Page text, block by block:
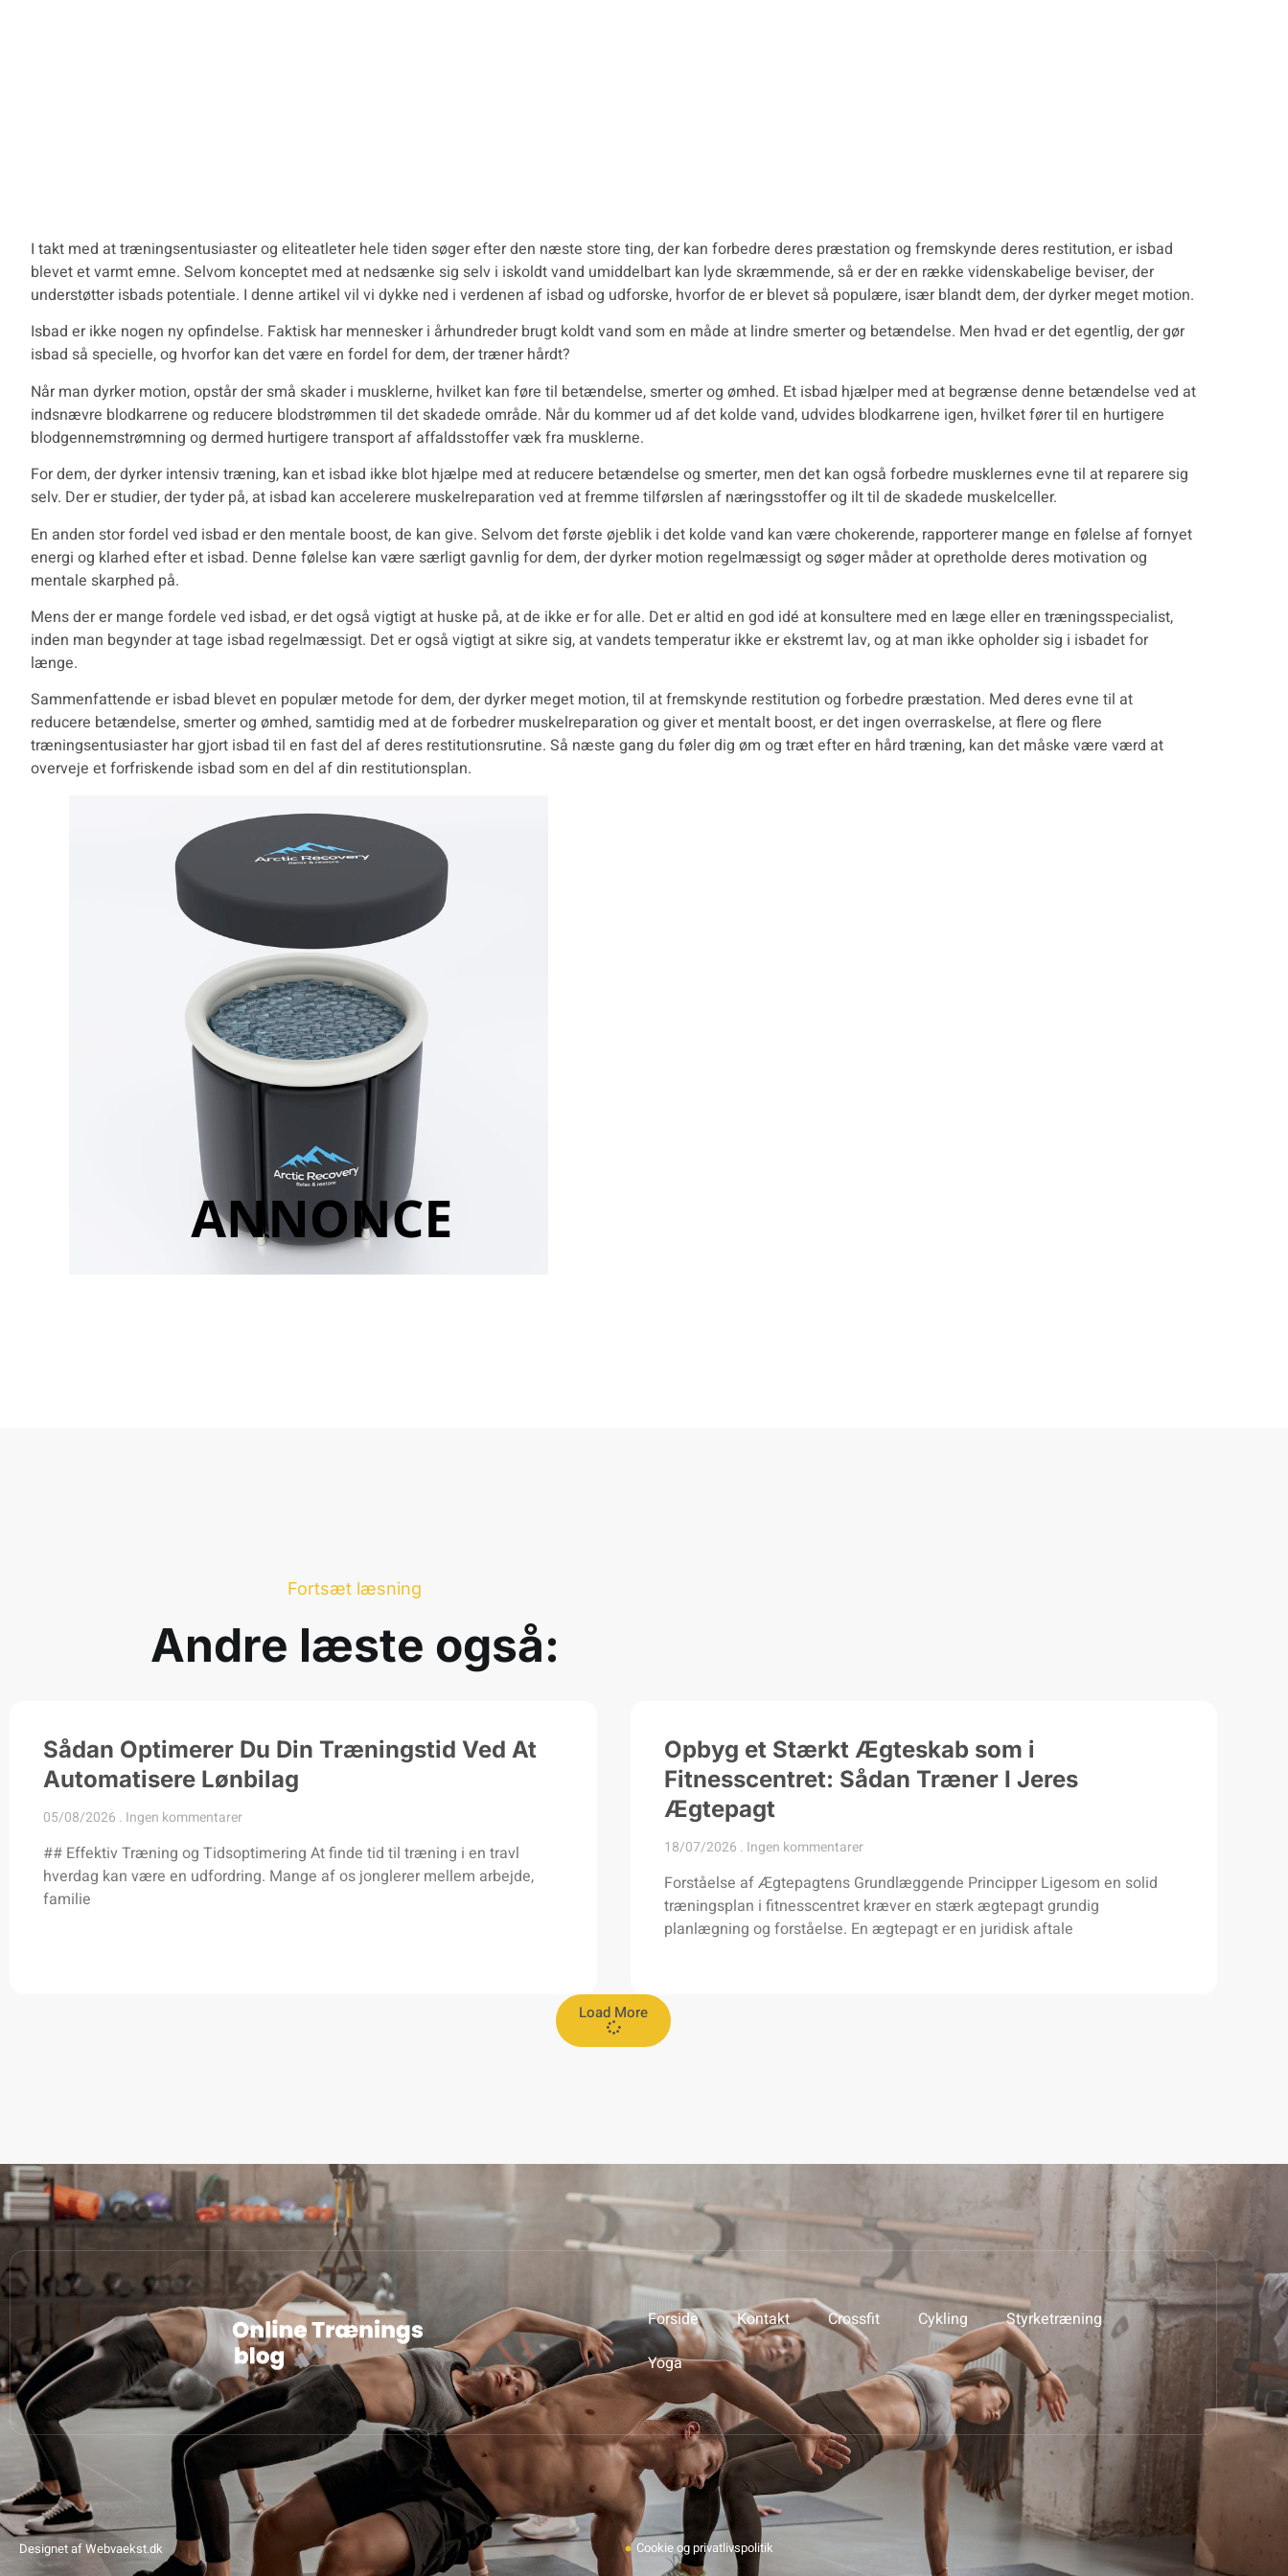
I takt med at træningsentusiaster og eliteatleter hele tiden søger efter den næste store ting, der kan forbedre deres præstation og fremskynde deres restitution, er isbad
blevet et varmt emne. Selvom konceptet med at nedsænke sig selv i iskoldt vand umiddelbart kan lyde skræmmende, så er der en række videnskabelige beviser, der
understøtter isbads potentiale. I denne artikel vil vi dykke ned i verdenen af isbad og udforske, hvorfor de er blevet så populære, især blandt dem, der dyrker meget motion.
Isbad er ikke nogen ny opfindelse. Faktisk har mennesker i århundreder brugt koldt vand som en måde at lindre smerter og betændelse. Men hvad er det egentlig, der gør
isbad så specielle, og hvorfor kan det være en fordel for dem, der træner hårdt?
Når man dyrker motion, opstår der små skader i musklerne, hvilket kan føre til betændelse, smerter og ømhed. Et isbad hjælper med at begrænse denne betændelse ved at
indsnævre blodkarrene og reducere blodstrømmen til det skadede område. Når du kommer ud af det kolde vand, udvides blodkarrene igen, hvilket fører til en hurtigere
blodgennemstrømning og dermed hurtigere transport af affaldsstoffer væk fra musklerne.
For dem, der dyrker intensiv træning, kan et isbad ikke blot hjælpe med at reducere betændelse og smerter, men det kan også forbedre musklernes evne til at reparere sig
selv. Der er studier, der tyder på, at isbad kan accelerere muskelreparation ved at fremme tilførslen af næringsstoffer og ilt til de skadede muskelceller.
En anden stor fordel ved isbad er den mentale boost, de kan give. Selvom det første øjeblik i det kolde vand kan være chokerende, rapporterer mange en følelse af fornyet
energi og klarhed efter et isbad. Denne følelse kan være særligt gavnlig for dem, der dyrker motion regelmæssigt og søger måder at opretholde deres motivation og
mentale skarphed på.
Mens der er mange fordele ved isbad, er det også vigtigt at huske på, at de ikke er for alle. Det er altid en god idé at konsultere med en læge eller en træningsspecialist,
inden man begynder at tage isbad regelmæssigt. Det er også vigtigt at sikre sig, at vandets temperatur ikke er ekstremt lav, og at man ikke opholder sig i isbadet for
længe.
Sammenfattende erisbad blevet en populær metode for dem, der dyrker meget motion, til at fremskynde restitution og forbedre præstation. Med deres evne til at
reducere betændelse, smerter og ømhed, samtidig med at de forbedrer muskelreparation og giver et mentalt boost, er det ingen overraskelse, at flere og flere
træningsentusiaster har gjort isbad til en fast del af deres restitutionsrutine. Så næste gang du føler dig øm og træt efter en hård træning, kan det måske være værd at
overveje et forfriskende isbad som en del af din restitutionsplan.
Fortsæt læsning
Andre læste også:
Sådan Optimerer Du Din Træningstid Ved At
Automatisere Lønbilag
05/08/2026 Ingen kommentarer
## Effektiv Træning og Tidsoptimering At finde tid til træning i en travl
hverdag kan være en udfordring. Mange af os jonglerer mellem arbejde,
familie
Opbyg et Stærkt Ægteskab som i
Fitnesscentret: Sådan Træner I Jeres
Ægtepagt
18/07/2026 Ingen kommentarer
Forståelse af Ægtepagtens Grundlæggende Principper Ligesom en solid
træningsplan i fitnesscentret kræver en stærk ægtepagt grundig
planlægning og forståelse. En ægtepagt er en juridisk aftale
Load More
Forside Kontakt Crossfit Cykling
Styrketræning
Yoga
Designet af Webvaekst.dk Cookie og privatlivspolitik